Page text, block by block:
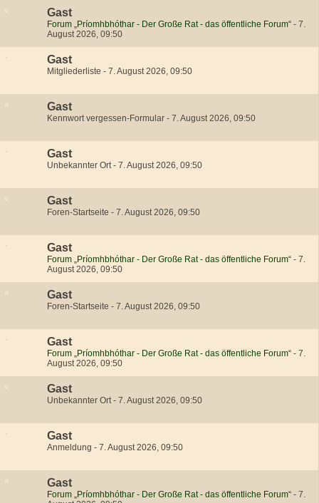
Gast
Forum „Príomhbhóthar - Der Große Rat - das öffentliche Forum“ - 7.
August 2026, 09:50
Gast
Mitgliederliste - 7. August 2026, 09:50
Gast
Kennwort vergessen-Formular - 7. August 2026, 09:50
Gast
Unbekannter Ort - 7. August 2026, 09:50
Gast
Foren-Startseite - 7. August 2026, 09:50
Gast
Forum „Príomhbhóthar - Der Große Rat - das öffentliche Forum“ - 7.
August 2026, 09:50
Gast
Foren-Startseite - 7. August 2026, 09:50
Gast
Forum „Príomhbhóthar - Der Große Rat - das öffentliche Forum“ - 7.
August 2026, 09:50
Gast
Unbekannter Ort - 7. August 2026, 09:50
Gast
Anmeldung - 7. August 2026, 09:50
Gast
Forum „Príomhbhóthar - Der Große Rat - das öffentliche Forum“ - 7.